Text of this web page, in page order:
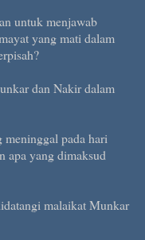
untuk menjawab
yang mati dalam
dan Nakir dalam
meninggal pada hari
apa yang dimaksud
malaikat Munkar